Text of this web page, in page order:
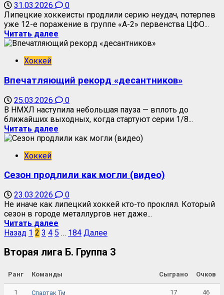
31.03.2026
0
Липецкие хоккеисты продлили серию неудач, потерпев
уже 12-е поражение в группе «А-2» первенства ЦФО...
Читать далее
Хоккей
Впечатляющий рекорд «десантников»
25.03.2026
0
В НМХЛ наступила небольшая пауза — вплоть до
ближайших выходных, когда стартуют серии 1/8...
Читать далее
Хоккей
Сезон продлили как могли (видео)
23.03.2026
0
Не иначе как липецкий хоккей кто-то проклял. Который
сезон в городе металлургов нет даже...
Читать далее
Назад 1 2 3 4 5 … 184 Далее
Вторая лига Б. Группа 3
Ранг Команды Сыграно Очков
1 Спартак Тм 17 46